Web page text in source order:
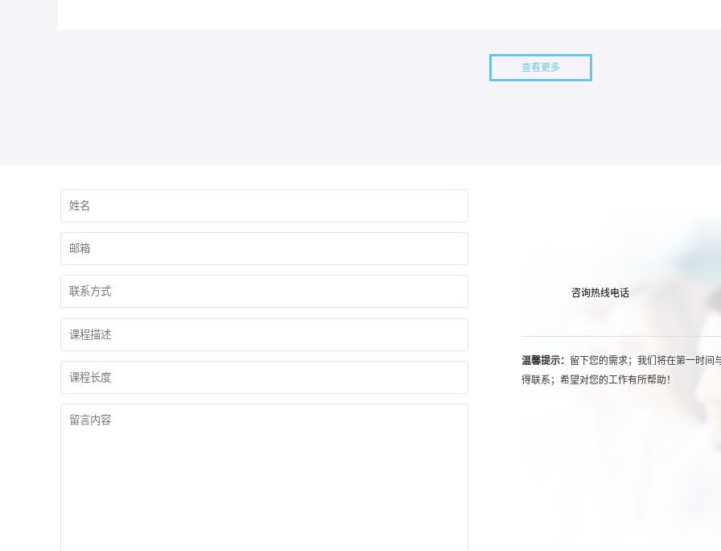
查看更多
咨询热线电话
温馨提示： 留下您的需求；我们将在第一时间
得联系；希望对您的工作有所帮助！